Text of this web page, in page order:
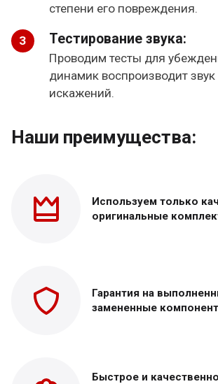
степени его повреждения.
Тестирование звука:
Проводим тесты для
динамик воспроизводит звук
искажений.
Наши преимущества:
Используем только
оригинальные
Гарантия на
замененные
Быстрое и